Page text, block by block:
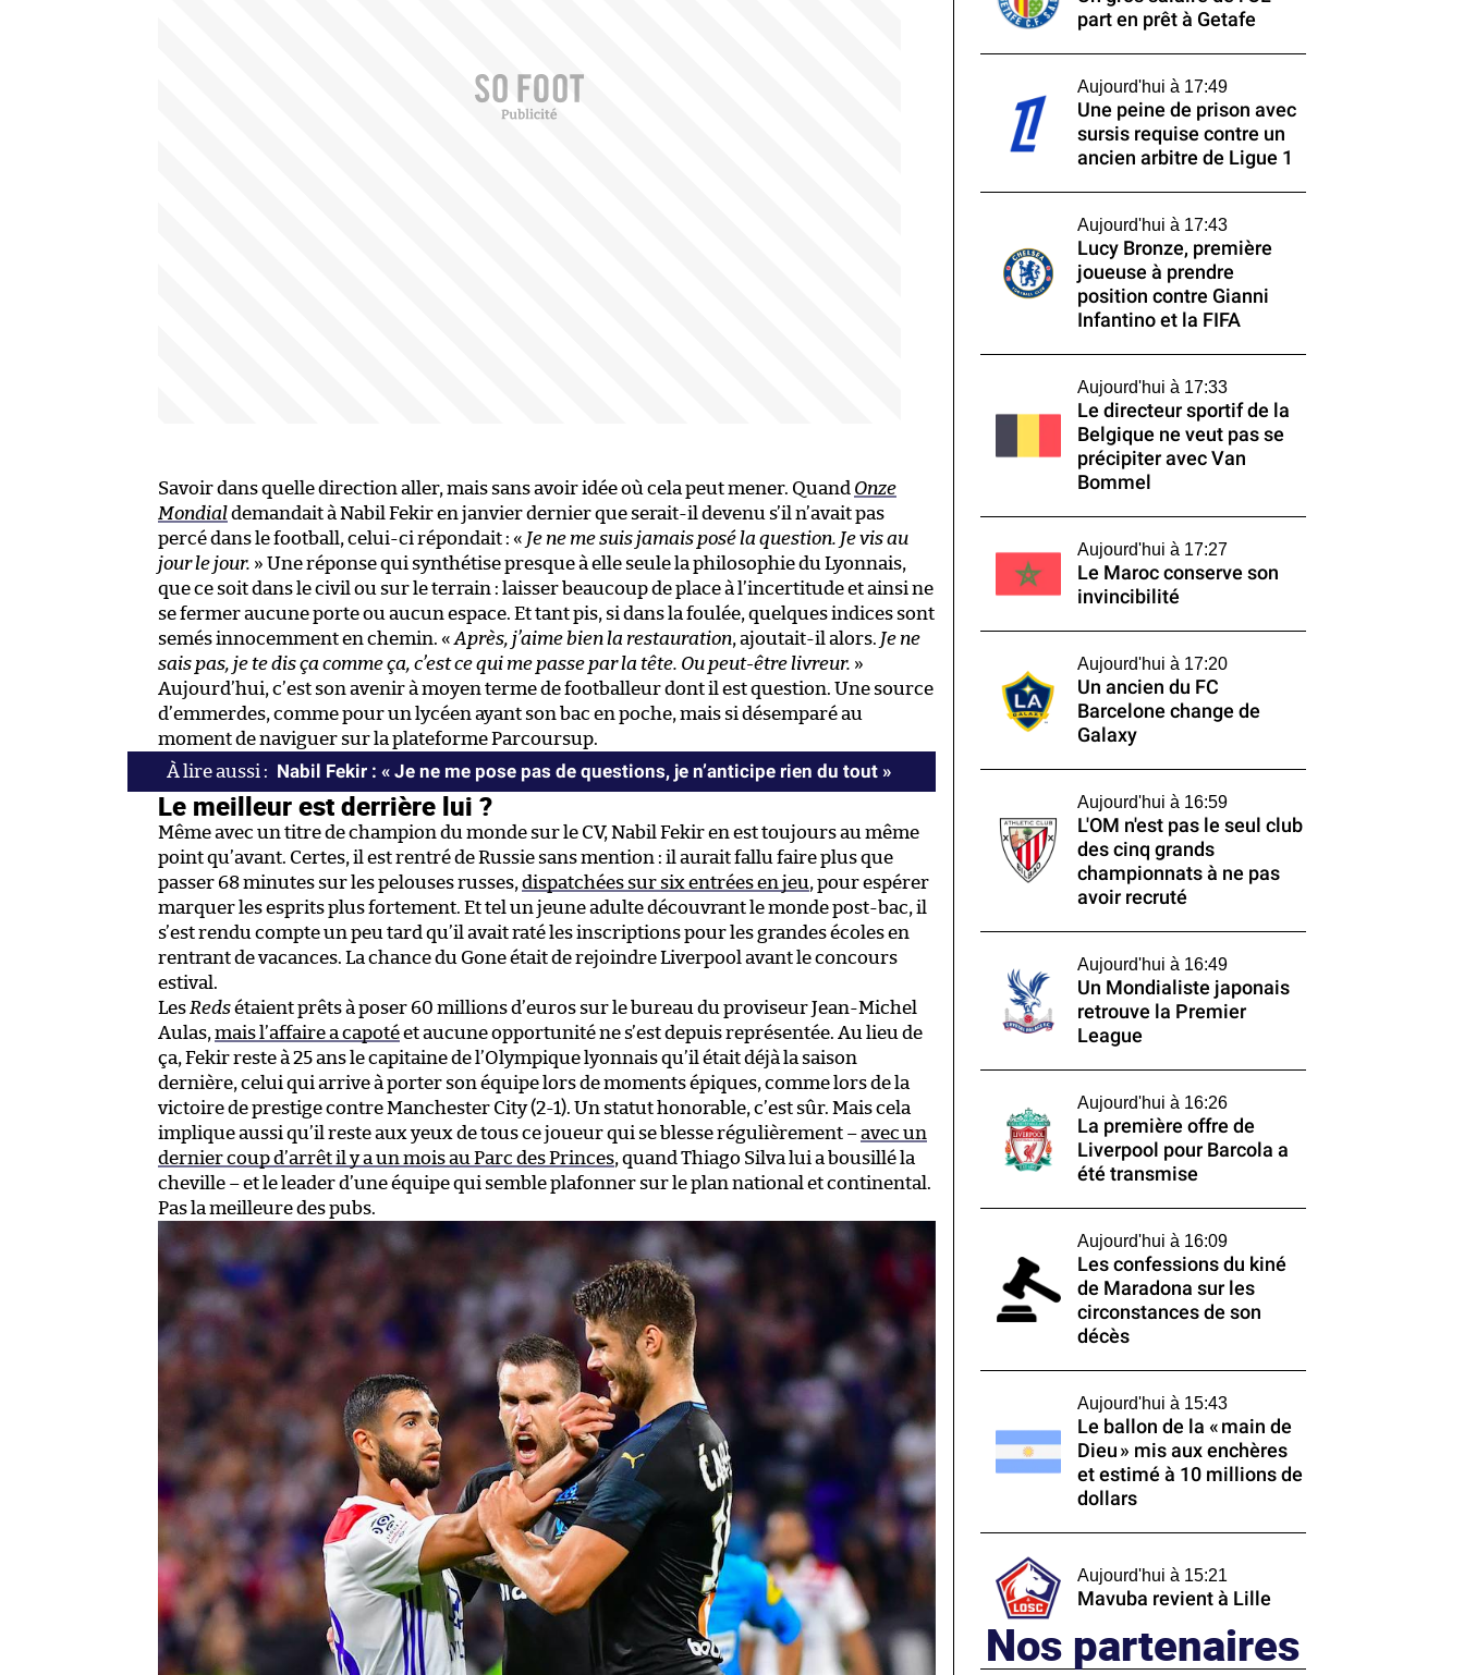
Savoir dans quelle direction aller, mais sans avoir idée où cela peut mener. Quand Onze
Mondialdemandait à Nabil Fekir en janvier dernier que serait-il devenu s’il n’avait pas
percé dans le football, celui-ci répondait : « Je ne me suis jamais posé la question. Je vis au
jour le jour. » Une réponse qui synthétise presque à elle seule la philosophie du Lyonnais,
que ce soit dans le civil ou sur le terrain : laisser beaucoup de place à l’incertitude et ainsi ne
se fermer aucune porte ou aucun espace. Et tant pis, si dans la foulée, quelques indices sont
semés innocemment en chemin. « Après, j’aime bien la restauration, ajoutait-il alors. Je ne
sais pas, je te dis ça comme ça, c’est ce qui me passe par la tête. Ou peut-être livreur. »
Aujourd’hui, c’est son avenir à moyen terme de footballeur dont il est question. Une source
d’emmerdes, comme pour un lycéen ayant son bac en poche, mais si désemparé au
moment de naviguer sur la plateforme Parcoursup.
Nabil Fekir : « Je ne me pose pas de questions, je n’anticipe rien du tout »
Le meilleur est derrière lui ?
Même avec un titre de champion du monde sur le CV, Nabil Fekir en est toujours au même
point qu’avant. Certes, il est rentré de Russie sans mention : il aurait fallu faire plus que
passer 68 minutes sur les pelouses russes, dispatchées sur six entrées en jeu, pour espérer
marquer les esprits plus fortement. Et tel un jeune adulte découvrant le monde post-bac, il
s’est rendu compte un peu tard qu’il avait raté les inscriptions pour les grandes écoles en
rentrant de vacances. La chance du Gone était de rejoindre Liverpool avant le concours
estival.
Les Redsétaient prêts à poser 60 millions d’euros sur le bureau du proviseur Jean-Michel
Aulas, mais l’affaire a capotéet aucune opportunité ne s’est depuis représentée. Au lieu de
ça, Fekir reste à 25 ans le capitaine de l’Olympique lyonnais qu’il était déjà la saison
dernière, celui qui arrive à porter son équipe lors de moments épiques, comme lors de la
victoire de prestige contre Manchester City (2-1). Un statut honorable, c’est sûr. Mais cela
implique aussi qu’il reste aux yeux de tous ce joueur qui se blesse régulièrement –avec un
dernier coup d’arrêt il y a un mois au Parc des Princes, quand Thiago Silva lui a bousillé la
cheville – et le leader d’une équipe qui semble plafonner sur le plan national et continental.
Pas la meilleure des pubs.
part en prêt à Getafe
Aujourd'hui à 17:49
Une peine de prison avec
sursis requise contre un
ancien arbitre de Ligue 1
Aujourd'hui à 17:43
Lucy Bronze, première
joueuse à prendre
position contre Gianni
Infantino et la FIFA
Aujourd'hui à 17:33
Le directeur sportif de la
Belgique ne veut pas se
précipiter avec Van
Bommel
Aujourd'hui à 17:27
Le Maroc conserve son
invincibilité
Aujourd'hui à 17:20
Un ancien du FC
Barcelone change de
Galaxy
Aujourd'hui à 16:59
L'OM n'est pas le seul club
des cinq grands
championnats à ne pas
avoir recruté
Aujourd'hui à 16:49
Un Mondialiste japonais
retrouve la Premier
League
Aujourd'hui à 16:26
La première offre de
Liverpool pour Barcola a
été transmise
Aujourd'hui à 16:09
Les confessions du kiné
de Maradona sur les
circonstances de son
décès
Aujourd'hui à 15:43
Le ballon de la « main de
Dieu » mis aux enchères
et estimé à 10 millions de
dollars
Aujourd'hui à 15:21
Mavuba revient à Lille
Nos partenaires